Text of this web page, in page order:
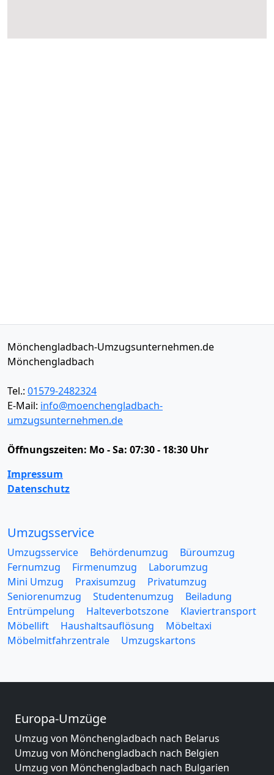
Mönchengladbach-Umzugsunternehmen.de
Mönchengladbach
Tel.: 01579-2482324
E-Mail: info@moenchengladbach-
umzugsunternehmen.de
Öffnungszeiten: Mo - Sa: 07:30 - 18:30 Uhr
Impressum
Datenschutz
Umzugsservice
Umzugsservice Behördenumzug
Büroumzug
Fernumzug
Firmenumzug
Laborumzug
Mini Umzug
Praxisumzug
Privatumzug
Seniorenumzug
Studentenumzug
Beiladung
Entrümpelung
Halteverbotszone
Klaviertransport
Möbellift
Haushaltsauflösung
Möbeltaxi
Möbelmitfahrzentrale
Umzugskartons
Europa-Umzüge
Umzug von Mönchengladbach nach Belarus
Umzug von Mönchengladbach nach Belgien
Umzug von Mönchengladbach nach Bulgarien